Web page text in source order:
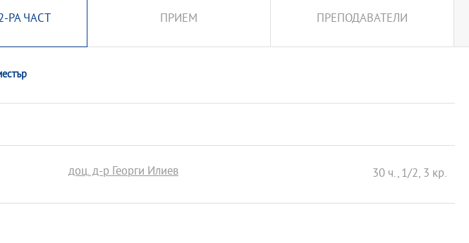
РА ЧАСТ ПРИЕМ ПРЕПОДАВАТЕЛИ
доц. д-р Георги Илиев 30 ч., 1/2, 3 кр.